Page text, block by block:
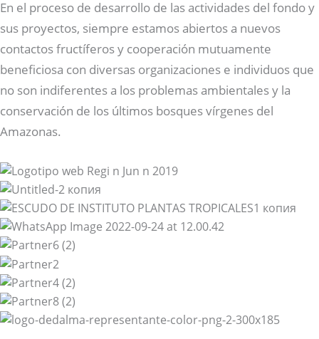
En el proceso de desarrollo de las actividades del fondo y
sus proyectos, siempre estamos abiertos a nuevos
contactos fructíferos y cooperación mutuamente
beneficiosa con diversas organizaciones e individuos que
no son indiferentes a los problemas ambientales y la
conservación de los últimos bosques vírgenes del
Amazonas.